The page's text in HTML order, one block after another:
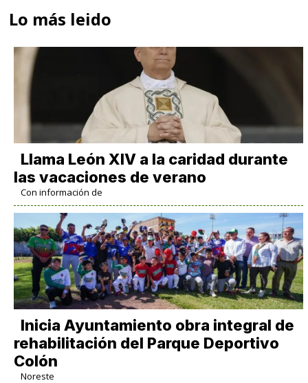
Lo más leido
Llama León XIV a la caridad durante
las vacaciones de verano
Con información de
Inicia Ayuntamiento obra integral de
rehabilitación del Parque Deportivo
Colón
Noreste